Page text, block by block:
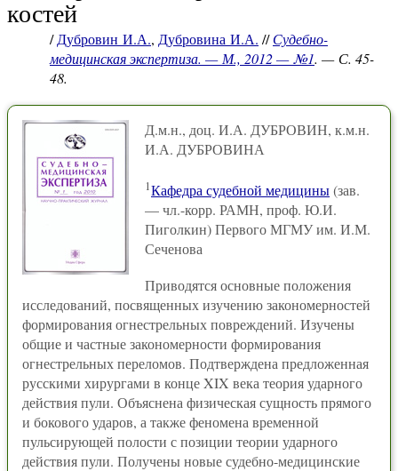
костей
/Дубровин И.А., Дубровина И.А. //Судебно-
медицинская экспертиза. — М., 2012 — №1. — С. 45-
48.
Д.м.н., доц. И.А. ДУБРОВИН, к.м.н.
И.А. ДУБРОВИНА
1Кафедра судебной медицины(зав.
— чл.-корр. РАМН, проф. Ю.И.
Пиголкин) Первого МГМУ им. И.М.
Сеченова
Приводятся основные положения
исследований, посвященных изучению закономерностей
формирования огнестрельных повреждений. Изучены
общие и частные закономерности формирования
огнестрельных переломов. Подтверждена предложенная
русскими хирургами в конце XIX века теория ударного
действия пули. Объяснена физическая сущность прямого
и бокового ударов, а также феномена временной
пульсирующей полости с позиции теории ударного
действия пули. Получены новые судебно-медицинские